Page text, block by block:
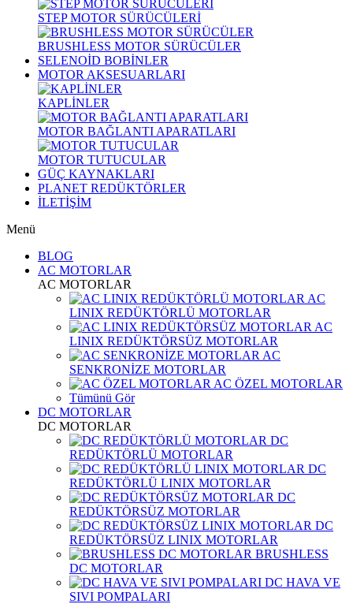
STEP MOTOR SÜRÜCÜLERİ
BRUSHLESS MOTOR SÜRÜCÜLER
SELENOİD BOBİNLER
MOTOR AKSESUARLARI
KAPLİNLER
MOTOR BAĞLANTI APARATLARI
MOTOR TUTUCULAR
GÜÇ KAYNAKLARI
PLANET REDÜKTÖRLER
İLETİŞİM
Menü
BLOG
AC MOTORLAR
AC MOTORLAR
AC
LINIX REDÜKTÖRLÜ MOTORLAR
AC
LINIX REDÜKTÖRSÜZ MOTORLAR
AC
SENKRONİZE MOTORLAR
AC ÖZEL MOTORLAR
Tümünü Gör
DC MOTORLAR
DC MOTORLAR
DC
REDÜKTÖRLÜ MOTORLAR
DC
REDÜKTÖRLÜ LINIX MOTORLAR
DC
REDÜKTÖRSÜZ MOTORLAR
DC
REDÜKTÖRSÜZ LINIX MOTORLAR
BRUSHLESS
DC MOTORLAR
DC HAVA VE
SIVI POMPALARI